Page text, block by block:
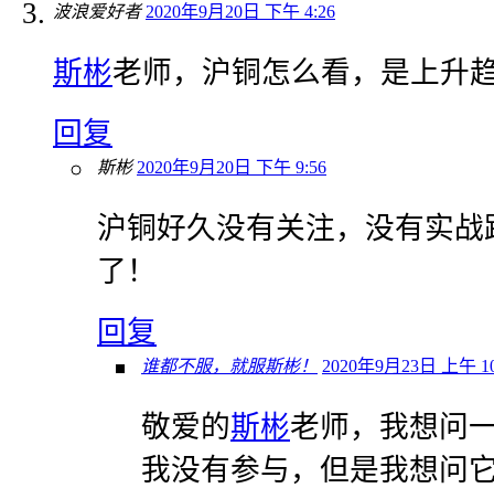
波浪爱好者 2020年9月20日 下午 4:26
斯彬老师，沪铜怎么看，是上升
回复
斯彬 2020年9月20日 下午 9:56
沪铜好久没有关注，没有实
了！
回复
谁都不服，就服斯彬！ 2020年9月23日 上午
敬爱的斯彬老师，我想问
我没有参与，但是我想问